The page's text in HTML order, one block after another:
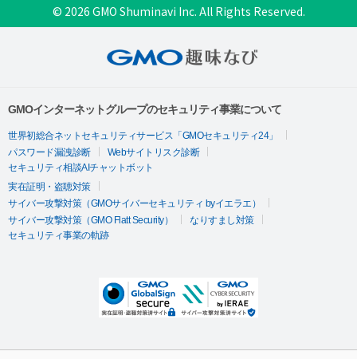
© 2026 GMO Shuminavi Inc. All Rights Reserved.